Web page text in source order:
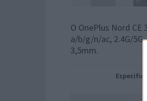
O OnePlus Nord
a/b/g/n/ac, 2.4G/
3,5mm.